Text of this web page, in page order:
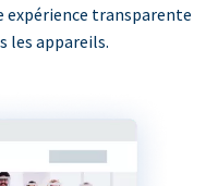
expérience transparente
les appareils.